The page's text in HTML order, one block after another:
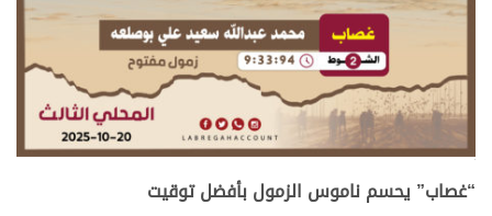
“غصاب” يحسم ناموس الزمول بأفضل توقيت